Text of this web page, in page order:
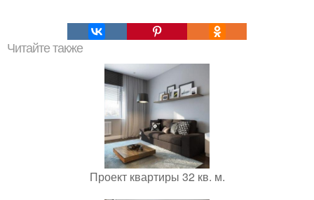
Читайте также
Проект квартиры 32 кв. м.